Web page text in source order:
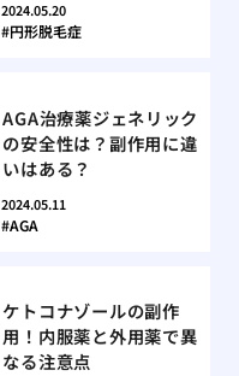
2024.05.20
円形脱毛症
AGA治療薬ジェネリック
の安全性は？副作用に違
いはある？
2024.05.11
AGA
ケトコナゾールの副作
用！内服薬と外用薬で異
なる注意点